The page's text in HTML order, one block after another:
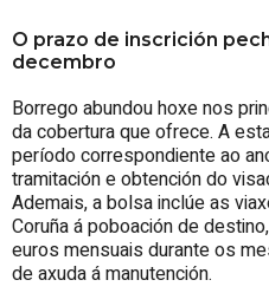
O prazo de inscrición
decembro
Borrego abundou hoxe nos
da cobertura que ofrece. A
período correspondiente ao
tramitación e obtención do
Ademais, a bolsa inclúe as
Coruña á poboación de
euros mensuais durante os
de axuda á manutención.